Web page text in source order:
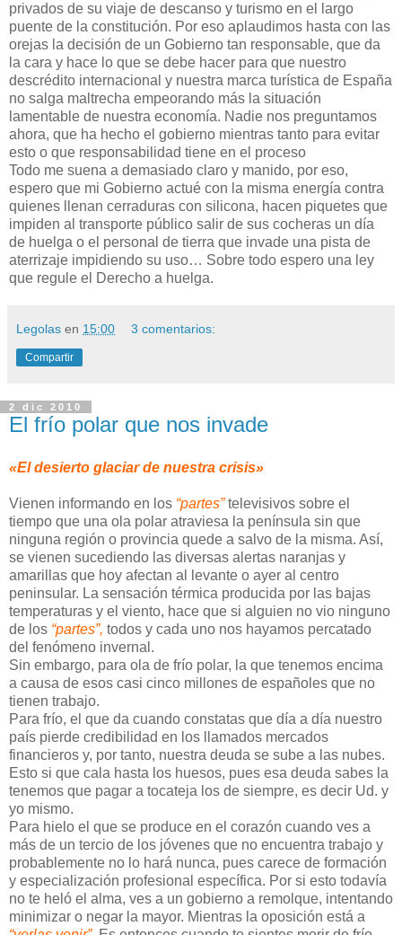
privados de su viaje de descanso y turismo en el largo
puente de la constitución. Por eso aplaudimos hasta con las
orejas la decisión de un Gobierno tan responsable, que da
la cara y hace lo que se debe hacer para que nuestro
descrédito internacional y nuestra marca turística de España
no salga maltrecha empeorando más la situación
lamentable de nuestra economía. Nadie nos preguntamos
ahora, que ha hecho el gobierno mientras tanto para evitar
esto o que responsabilidad tiene en el proceso
Todo me suena a demasiado claro y manido, por eso,
espero que mi Gobierno actué con la misma energía contra
quienes llenan cerraduras con silicona, hacen piquetes que
impiden al transporte público salir de sus cocheras un día
de huelga o el personal de tierra que invade una pista de
aterrizaje impidiendo su uso… Sobre todo espero una ley
que regule el Derecho a huelga.
Legolas en 15:00 3 comentarios:
Compartir
2 dic 2010
El frío polar que nos invade
«El desierto glaciar de nuestra crisis»
Vienen informando en los “partes”televisivos sobre el
tiempo que una ola polar atraviesa la península sin que
ninguna región o provincia quede a salvo de la misma. Así,
se vienen sucediendo las diversas alertas naranjas y
amarillas que hoy afectan al levante o ayer al centro
peninsular. La sensación térmica producida por las bajas
temperaturas y el viento, hace que si alguien no vio ninguno
de los “partes”, todos y cada uno nos hayamos percatado
del fenómeno invernal.
Sin embargo, para ola de frío polar, la que tenemos encima
a causa de esos casi cinco millones de españoles que no
tienen trabajo.
Para frío, el que da cuando constatas que día a día nuestro
país pierde credibilidad en los llamados mercados
financieros y, por tanto, nuestra deuda se sube a las nubes.
Esto si que cala hasta los huesos, pues esa deuda sabes la
tenemos que pagar a tocateja los de siempre, es decir Ud. y
yo mismo.
Para hielo el que se produce en el corazón cuando ves a
más de un tercio de los jóvenes que no encuentra trabajo y
probablemente no lo hará nunca, pues carece de formación
y especialización profesional específica. Por si esto todavía
no te heló el alma, ves a un gobierno a remolque, intentando
minimizar o negar la mayor. Mientras la oposición está a